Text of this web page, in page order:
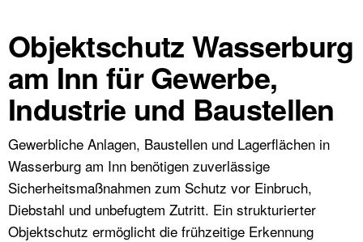
Objektschutz Wasserburg
am Inn für Gewerbe,
Industrie und Baustellen
Gewerbliche Anlagen, Baustellen und Lagerflächen in
Wasserburg am Inn benötigen zuverlässige
Sicherheitsmaßnahmen zum Schutz vor Einbruch,
Diebstahl und unbefugtem Zutritt. Ein strukturierter
Objektschutz ermöglicht die frühzeitige Erkennung